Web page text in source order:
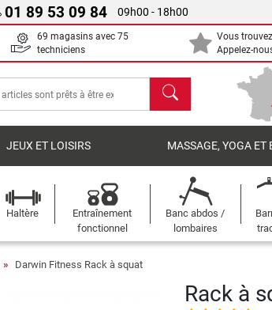
01 89 53 09 84 09h00 - 18h00
69 magasins avec 75
techniciens
Vous
Appelez-
chercher
JEUX ET LOISIRS MASSAGE, YOGA ET
Haltère
Entraînement
fonctionnel
Banc abdos /
lombaires
Darwin Fitness Rack à squat
Rack à